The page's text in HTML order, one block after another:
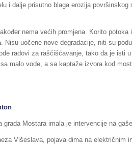
i dalje prisutno blaga erozija
nema većih promjena. Korito potoka
Nisu uočene nove degradacije, niti su
radovi za raščišćavanje, tako da je isti
malo vode, a sa kaptaže izvora kod
grada Mostara imala je intervencije na
Višeslava, pojava dima na električnim